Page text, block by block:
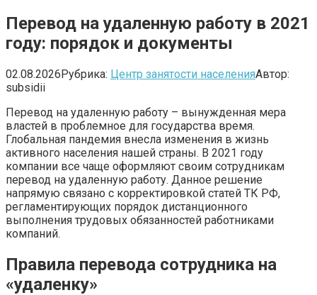
Перевод на удаленную работу в 2021
году: порядок и документы
02.08.2026Рубрика: Центр занятости населенияАвтор:
subsidii
Перевод на удаленную работу – вынужденная мера
властей в проблемное для государства время.
Глобальная пандемия внесла изменения в жизнь
активного населения нашей страны. В 2021 году
компании все чаще оформляют своим сотрудникам
перевод на удаленную работу. Данное решение
напрямую связано с корректировкой статей ТК РФ,
регламентирующих порядок дистанционного
выполнения трудовых обязанностей работниками
компаний.
Правила перевода сотрудника на
«удаленку»